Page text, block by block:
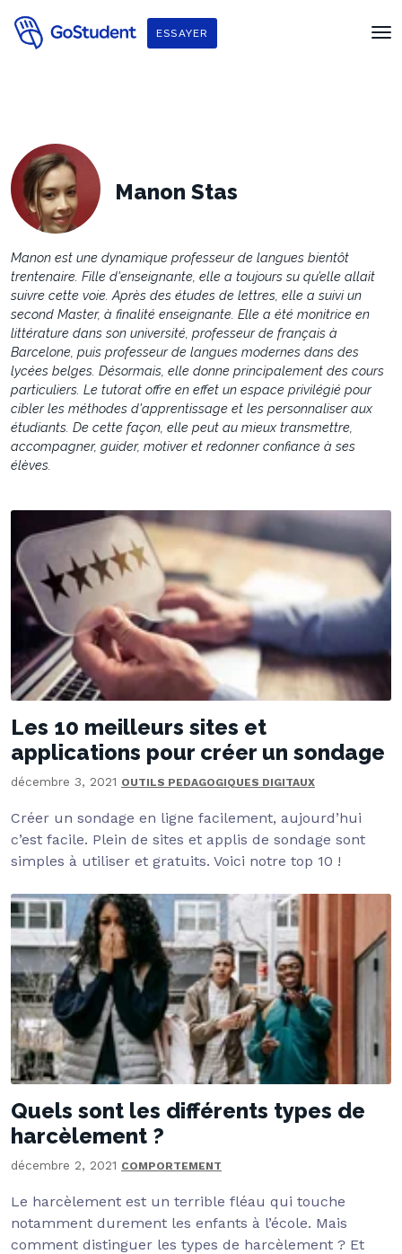
ESSAYER
Manon Stas
Manon est une dynamique professeur de langues bientôt
trentenaire. Fille d'enseignante, elle a toujours su qu’elle allait
suivre cette voie. Après des études de lettres, elle a suivi un
second Master, à finalité enseignante. Elle a été monitrice en
littérature dans son université, professeur de français à
Barcelone, puis professeur de langues modernes dans des
lycées belges. Désormais, elle donne principalement des cours
particuliers. Le tutorat offre en effet un espace privilégié pour
cibler les méthodes d'apprentissage et les personnaliser aux
étudiants. De cette façon, elle peut au mieux transmettre,
accompagner, guider, motiver et redonner confiance à ses
élèves.
Les 10 meilleurs sites et
applications pour créer un sondage
décembre 3, 2021 OUTILS PEDAGOGIQUES DIGITAUX
Créer un sondage en ligne facilement, aujourd’hui
c’est facile. Plein de sites et applis de sondage sont
simples à utiliser et gratuits. Voici notre top 10 !
Quels sont les différents types de
harcèlement ?
décembre 2, 2021 COMPORTEMENT
Le harcèlement est un terrible fléau qui touche
notamment durement les enfants à l’école. Mais
comment distinguer les types de harcèlement ? Et